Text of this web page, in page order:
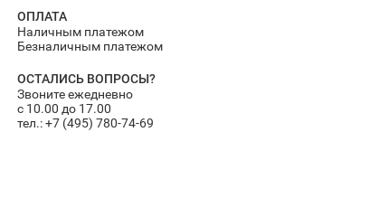
ОПЛАТА
Наличным платежом
Безналичным платежом
ОСТАЛИСЬ ВОПРОСЫ?
Звоните ежедневно
с 10.00 до 17.00
тел.:+7 (495) 780-74-69